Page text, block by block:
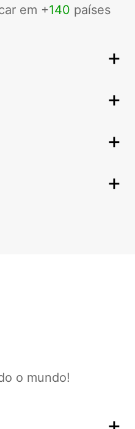
em +140 países
o mundo!